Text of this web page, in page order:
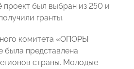
проект был выбран из 250 и
гранты.
комитета «ОПОРЫ
представлена
страны. Молодые